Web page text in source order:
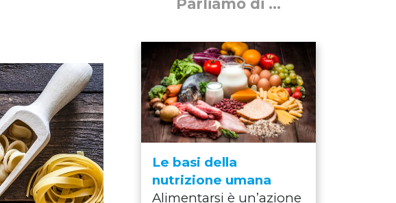
Le basi della
nutrizione umana
Alimentarsi è un’azione